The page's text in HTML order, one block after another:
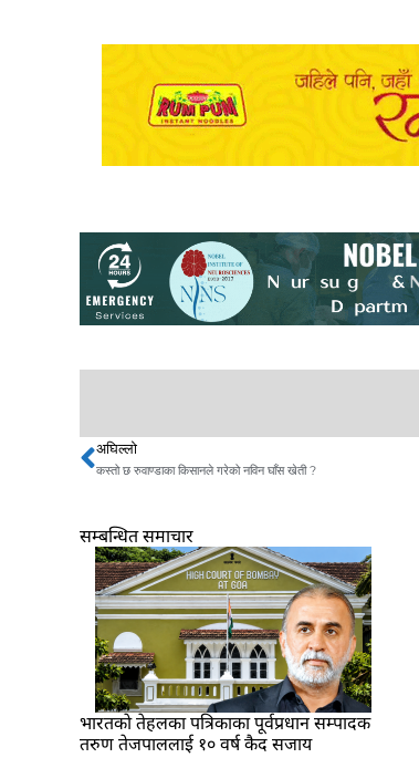
Prev
अघिल्लो
कस्तो छ रुवाण्डाका किसानले गरेको नविन घाँस खेती ?
सम्बन्धित समाचार
भारतकाे तेहलका पत्रिकाका पूर्वप्रधान सम्पादक
तरुण तेजपाललाई १० वर्ष कैद सजाय